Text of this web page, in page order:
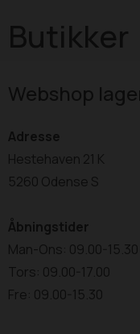
Butikker
Webshop
Adresse
Hestehaven 21 K
5260 Odense S
Åbningstider
Man-Ons: 09.00-15.30
Tors: 09.00-17.00
Fre: 09.00-15.30